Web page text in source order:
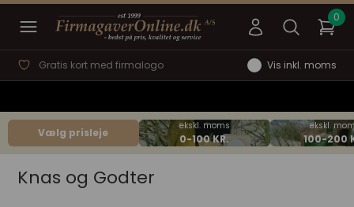
Hurtig svartid
Prisgaranti Vis inkl. moms
Vælg prisleje
Knas og Godter